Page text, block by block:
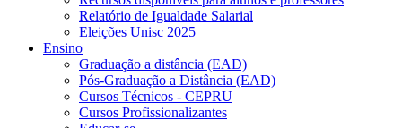
Relatório de Igualdade Salarial
Eleições Unisc 2025
Ensino
Graduação a distância (EAD)
Pós-Graduação a Distância (EAD)
Cursos Técnicos - CEPRU
Cursos Profissionalizantes